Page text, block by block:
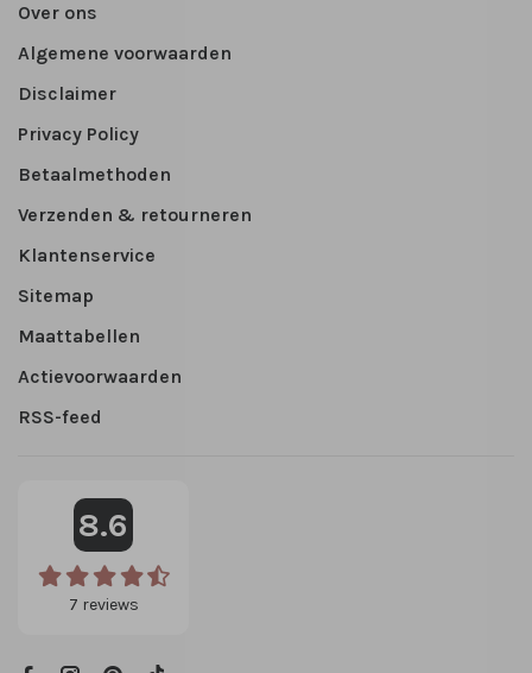
Over ons
Algemene voorwaarden
Disclaimer
Privacy Policy
Betaalmethoden
Verzenden & retourneren
Klantenservice
Sitemap
Maattabellen
Actievoorwaarden
RSS-feed
8.6
7 reviews